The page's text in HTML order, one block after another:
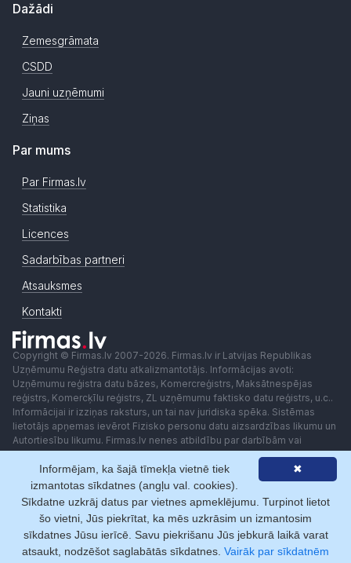
Dažādi
Zemesgrāmata
CSDD
Jauni uzņēmumi
Ziņas
Par mums
Par Firmas.lv
Statistika
Licences
Sadarbības partneri
Atsauksmes
Kontakti
Copyright © Firmas.lv 2007-2026. Firmas.lv ir Latvijas Republikas
Uzņēmumu Reģistra datu atkalizmantotājs. Informācijas avoti:
Uzņēmumu reģistra datu bāzes, Komercreģistrs, Maksātnespējas
reģistrs, Komercķīlu reģistrs, ZL uzņēmumu faktisko datu reģistrs, u.c..
Informācijai ir izziņas raksturs, un tai nav juridiska spēka. Sistēmas
lietotājs apņemas ievērot Fizisko personu datu aizsardzības likumu un
Autortiesību likumu. Firmas.lv nenes atbildību par darbībām vai
lēmumiem, kas balstīti uz saņemto pakalpojumu. Lietotājam aizliegts
izmantot jebkādas automatizētas sistēmas vai iekārtas (robotus)
piekļuvei sistēmai bez rakstiskas saskaņošanas ar Firmas.lv. Galvenā
redaktore: Ingūna Pempere.
Lietošanas noteikumi
Privātuma politika Norēķini ar
✖
Informējam, ka šajā tīmekļa vietnē tiek
izmantotas sīkdatnes (angļu val. cookies).
Sīkdatne uzkrāj datus par vietnes apmeklējumu. Turpinot lietot
šo vietni, Jūs piekrītat, ka mēs uzkrāsim un izmantosim
sīkdatnes Jūsu ierīcē. Savu piekrišanu Jūs jebkurā laikā varat
atsaukt, nodzēšot saglabātās sīkdatnes. Vairāk par sīkdatnēm